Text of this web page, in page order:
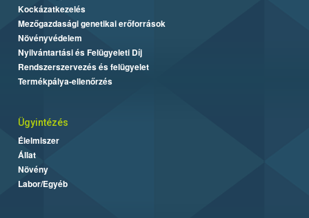
Kockázatkezelés
Mezőgazdasági genetikai erőforrások
Növényvédelem
Nyilvántartási és Felügyeleti Díj
Rendszerszervezés és felügyelet
Termékpálya-ellenőrzés
Ügyintézés
Élelmiszer
Állat
Növény
Labor/Egyéb